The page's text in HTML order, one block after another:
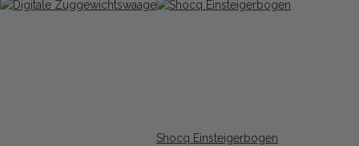
Shocq Einsteigerbogen